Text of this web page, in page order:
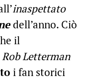
inaspettato
dell’anno. Ciò
il
Rob Letterman
i fan storici